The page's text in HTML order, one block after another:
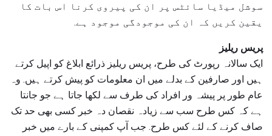
سوشل میڈیا سائٹس پر ان کی پیروی کرنا اس بات کا
یقین کریں کہ ان کی موجودگی موجود ہے.
پریس ریلیز
ایک سالانہ رپورٹ کی طرح، پریس ریلیز ذرائع ابلاغ کو اپیل کرتے
ہیں اور صارفین کے بدلے میں ان معلومات کو پیش کرتے ہیں. وہ
عام طور پر پیشہ ور افراد کی طرف سے لکھا جاتا ہے جو جانتا
ہے کہ کس طرح سب سے زیادہ نقصان دہ خبر کسی بھی حد تک
صاف کرنے کے لئے کس طرح. جب آپ کمپنی کے بارے میں خبر